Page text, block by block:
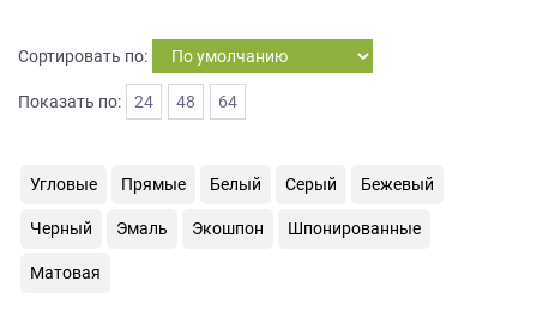
Сортировать по:
Показать по: 24 48 64
Угловые Прямые Белый Серый Бежевый
Черный Эмаль Экошпон Шпонированные
Матовая
персональных
данных
персональных
данных